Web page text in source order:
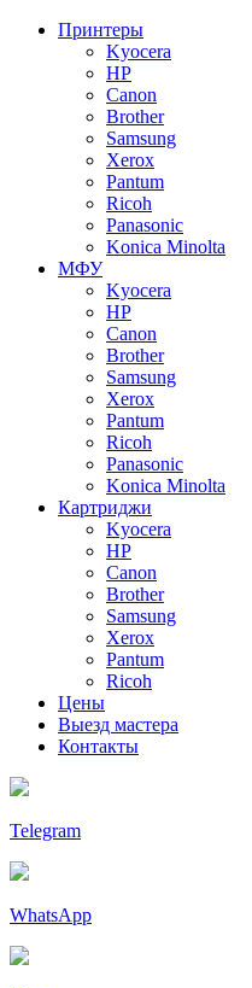
Принтеры
Kyocera
HP
Canon
Brother
Samsung
Xerox
Pantum
Ricoh
Panasonic
Konica Minolta
МФУ
Kyocera
HP
Canon
Brother
Samsung
Xerox
Pantum
Ricoh
Panasonic
Konica Minolta
Картриджи
Kyocera
HP
Canon
Brother
Samsung
Xerox
Pantum
Ricoh
Цены
Выезд мастера
Контакты
Telegram
WhatsApp